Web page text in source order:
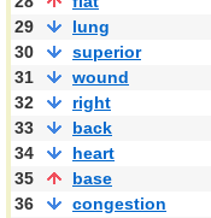
29
lung
30
superior
31
wound
32
right
33
back
34
heart
35
base
36
congestion